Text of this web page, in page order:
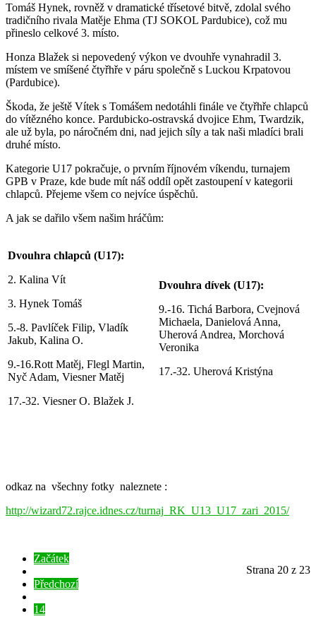
Tomáš Hynek, rovněž v dramatické třísetové bitvě, zdolal svého
tradičního rivala Matěje Ehma (TJ SOKOL Pardubice), což mu
přineslo celkové 3. místo.
Honza Blažek si nepovedený výkon ve dvouhře vynahradil 3.
místem ve smíšené čtyřhře v páru společně s Luckou Krpatovou
(Pardubice).
Škoda, že ještě Vítek s Tomášem nedotáhli finále ve čtyřhře chlapců
do vítězného konce. Pardubicko-ostravská dvojice Ehm, Twardzik,
ale už byla, po náročném dni, nad jejich síly a tak naši mladíci brali
druhé místo.
Kategorie U17 pokračuje, o prvním říjnovém víkendu, turnajem
GPB v Praze, kde bude mít náš oddíl opět zastoupení v kategorii
chlapců. Přejeme všem co nejvíce úspěchů.
A jak se dařilo všem našim hráčům:
Dvouhra chlapců (U17):
2. Kalina Vít
3. Hynek Tomáš
5.-8. Pavlíček Filip, Vladík
Jakub, Kalina O.
9.-16.Rott Matěj, Flegl Martin,
Nyč Adam, Viesner Matěj
17.-32. Viesner O. Blažek J.
Dvouhra dívek (U17):
9.-16. Tichá Barbora, Cvejnová
Michaela, Danielová Anna,
Uherová Andrea, Morchová
Veronika
17.-32. Uherová Kristýna
odkaz na všechny fotky naleznete :
http://wizard72.rajce.idnes.cz/turnaj_RK_U13_U17_zari_2015/
Strana 20 z 23
Začátek
Předchozí
14